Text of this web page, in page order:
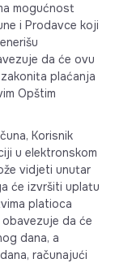
mogućnost
i Prodavce koji
da će ovu
plaćanja
Opštim
Korisnik
u elektronskom
vidjeti unutar
će izvršiti uplatu
platioca
obavezuje da će
dana, a
računajući